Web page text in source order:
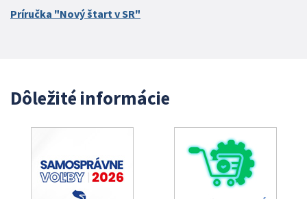
Príručka "Nový štart v SR"
Dôležité informácie